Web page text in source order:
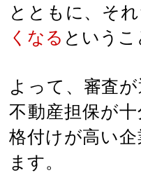
とともに、そ
くなる というこ
よって、審査
不動産担保が
格付けが高い
ます。